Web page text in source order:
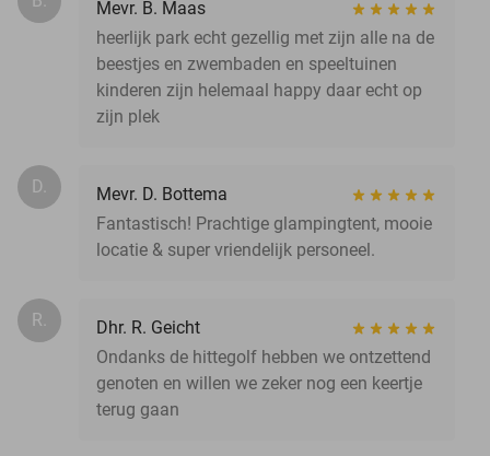
Mevr. B. Maas
heerlijk park echt gezellig met zijn alle na de
beestjes en zwembaden en speeltuinen
kinderen zijn helemaal happy daar echt op
zijn plek
D.
Mevr. D. Bottema
Fantastisch! Prachtige glampingtent, mooie
locatie & super vriendelijk personeel.
R.
Dhr. R. Geicht
Ondanks de hittegolf hebben we ontzettend
genoten en willen we zeker nog een keertje
terug gaan